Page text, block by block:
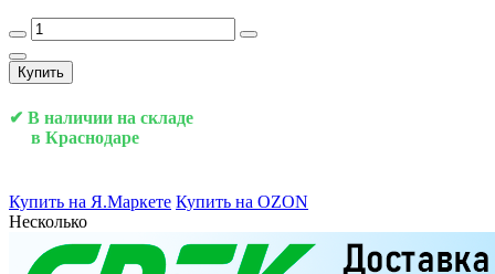
Купить
✔ В наличии на складе
в Краснодаре
Купить на Я.Маркете Купить на OZON
Несколько